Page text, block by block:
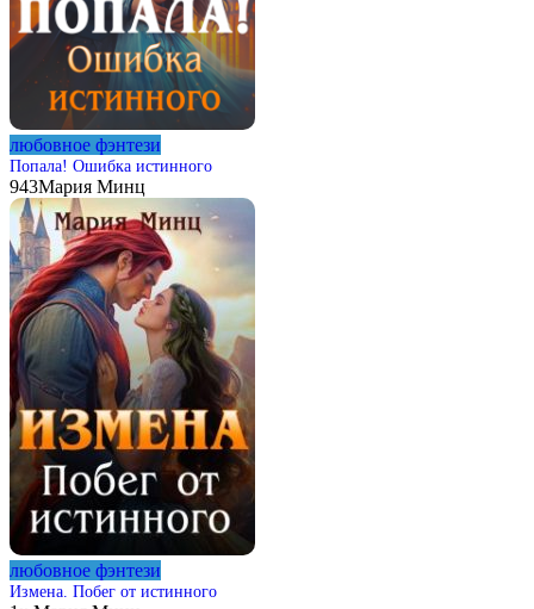
любовное фэнтези
Попала! Ошибка истинного
943Мария Минц
любовное фэнтези
Измена. Побег от истинного